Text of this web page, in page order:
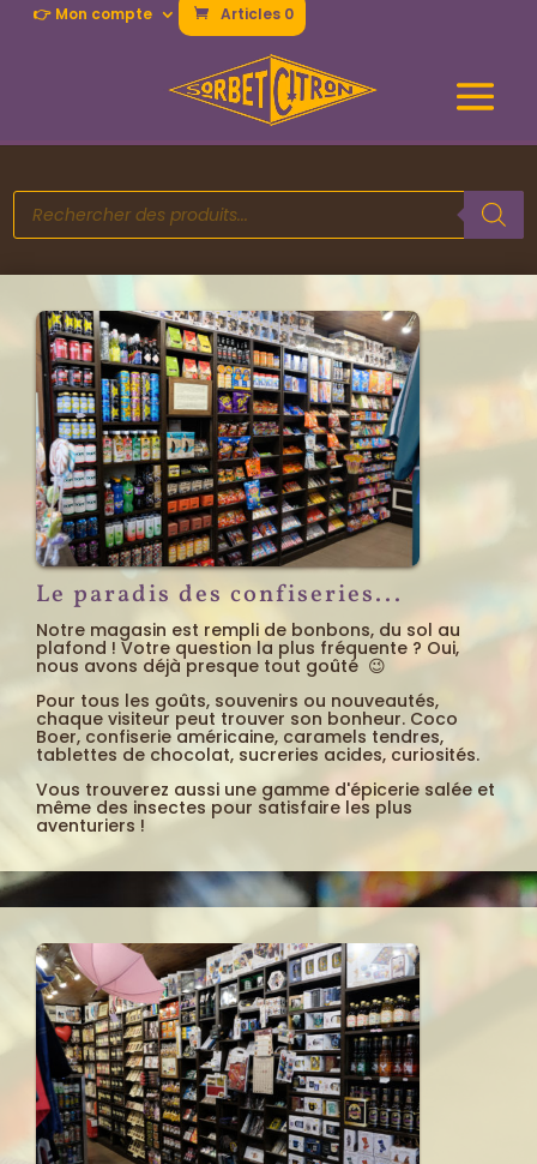
👉 Mon compte Articles 0
Recherche
de
produits
Le paradis des confiseries...
Notre magasin est rempli de bonbons, du sol au
plafond ! Votre question la plus fréquente ? Oui,
nous avons déjà presque tout goûté 😉
Pour tous les goûts, souvenirs ou nouveautés,
chaque visiteur peut trouver son bonheur. Coco
Boer, confiserie américaine, caramels tendres,
tablettes de chocolat, sucreries acides, curiosités.
Vous trouverez aussi une gamme d'épicerie salée et
même des insectes pour satisfaire les plus
aventuriers !